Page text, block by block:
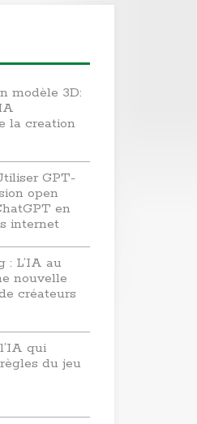
modèle 3D:
la creation
GPT-
open
en
internet
: L’IA au
nouvelle
créateurs
qui
du jeu